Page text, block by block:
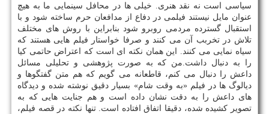
سیاسی است نه نقد هنری. خیلی ها در محافل سینمایی ما به هیچ
عنوان مایل نیستند فیلمی در دفاع از مدافعان حرم ساخته شود و با
استقبال گسترده مردمی روبرو شود بنابراین با روش های مختلف
تلاش در تخربب آن می كنند و صرفا خواستار فیلم هایی هستند كه
سیاه نمایی می كنند. این همان نكته ای است كه اعتراض حاتمی كیا
را به دنبال داشت.من كه به صورت پژوهشی و تحلیلی مسائل
داعش را دنبال می كنم، قاطعانه می گویم كه هم متن گفتگوها و
دیالوگ ها در فیلم «به وقت شام» بسیار دقیق نوشته شده و دیدگاه
های داعش را به دقت نشان داده است و هم جنایت هایی كه به
تصویر كشیده شده، دقیقا اتفاق افتاده است. تنها نكته در قصه فیلم،